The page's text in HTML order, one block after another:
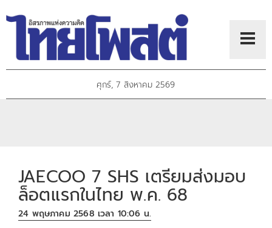
ศุกร์, 7 สิงหาคม 2569
JAECOO 7 SHS เตรียมส่งมอบ
ล็อตแรกในไทย พ.ค. 68
24 พฤษภาคม 2568 เวลา 10:06 น.